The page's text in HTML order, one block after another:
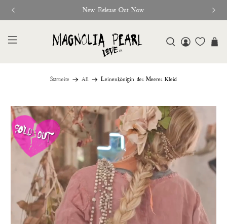
New Release Out Now
Startseite All Leinenkönigin des Meeres Kleid